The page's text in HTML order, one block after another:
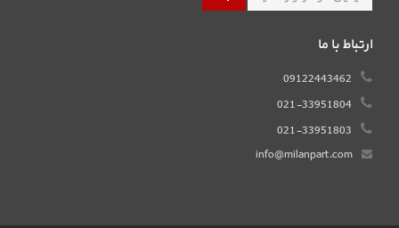
ارتباط با ما
09122443462
021-33951804
021-33951803
info@milanpart.com